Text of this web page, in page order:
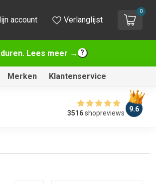
Lees meer →
account Verlanglijst
0
Merken Klantenservice
3516shopreviews 9.6